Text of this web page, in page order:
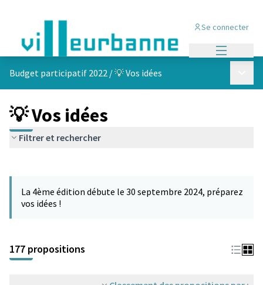
Se connecter
Budget participatif 2022 /💡 Vos idées
💡 Vos idées
Filtrer et rechercher
−
La 4ème édition débute le 30 septembre 2024, préparez
vos idées !
177 propositions